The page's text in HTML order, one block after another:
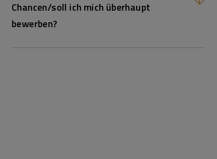
Chancen/soll ich mich überhaupt
bewerben?